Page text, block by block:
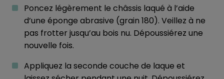
Poncez légèrement le châssis laqué à l’aide
d’une éponge abrasive (grain 180). Veillez à ne
pas frotter jusqu’au bois nu. Dépoussiérez une
nouvelle fois.
Appliquez la seconde couche de laque et